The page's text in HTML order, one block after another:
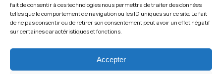
fait de consentir à ces technologies nous permettra de traiter des données
telles que le comportement de navigation ou les ID uniques sur ce site. Le fait
de ne pas consentir ou de retirer son consentement peut avoir un effet négatif
sur certaines caractéristiques et fonctions.
Accepter
Willkommen
Die Personalberatung
Rekrutierung
Stellenangebote
Initiativbewerbung
Talente rekrutieren
Impressum
Datenschutzerklärung